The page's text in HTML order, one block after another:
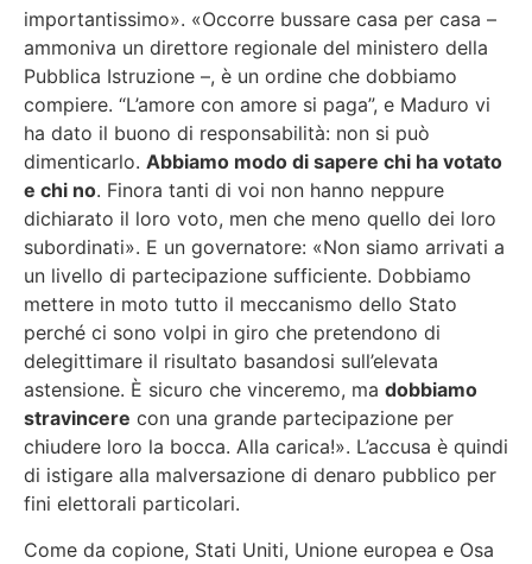
importantissimo». «Occorre bussare casa per casa –
ammoniva un direttore regionale del ministero della
Pubblica Istruzione –, è un ordine che dobbiamo
compiere. “L’amore con amore si paga”, e Maduro vi
ha dato il buono di responsabilità: non si può
dimenticarlo. Abbiamo modo di sapere chi ha votato
e chi no. Finora tanti di voi non hanno neppure
dichiarato il loro voto, men che meno quello dei loro
subordinati». E un governatore: «Non siamo arrivati a
un livello di partecipazione sufficiente. Dobbiamo
mettere in moto tutto il meccanismo dello Stato
perché ci sono volpi in giro che pretendono di
delegittimare il risultato basandosi sull’elevata
astensione. È sicuro che vinceremo, ma dobbiamo
stravincere con una grande partecipazione per
chiudere loro la bocca. Alla carica!». L’accusa è quindi
di istigare alla malversazione di denaro pubblico per
fini elettorali particolari.
Come da copione, Stati Uniti, Unione europea e Osa